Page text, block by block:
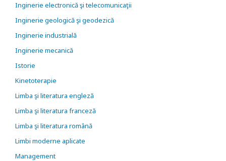
Inginerie electronică şi telecomunicaţii
Inginerie geologică şi geodezică
Inginerie industrială
Inginerie mecanică
Istorie
Kinetoterapie
Limba şi literatura engleză
Limba şi literatura franceză
Limba şi literatura română
Limbi moderne aplicate
Management